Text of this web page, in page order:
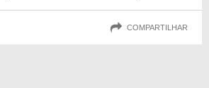
COMPARTILHAR